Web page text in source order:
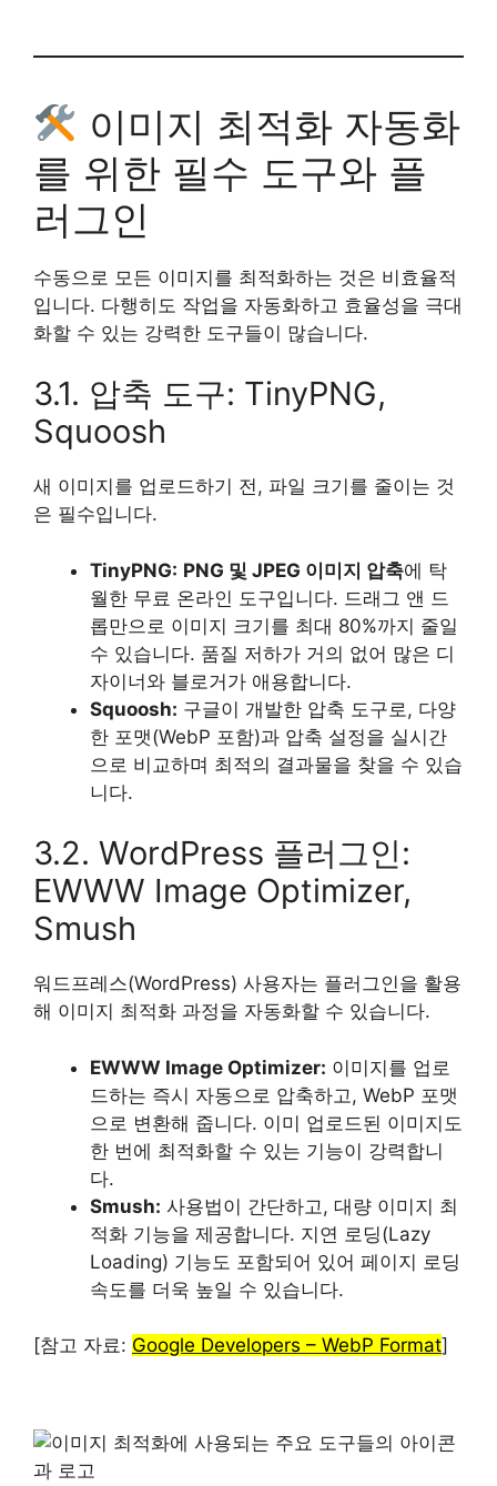
이미지 최적화 자동화
를 위한 필수 도구와 플
러그인
수동으로 모든 이미지를 최적화하는 것은 비효율적
입니다. 다행히도 작업을 자동화하고 효율성을 극대
화할 수 있는 강력한 도구들이 많습니다.
3.1. 압축 도구: TinyPNG,
Squoosh
새 이미지를 업로드하기 전, 파일 크기를 줄이는 것
은 필수입니다.
TinyPNG: PNG 및 JPEG 이미지 압축에 탁
월한 무료 온라인 도구입니다. 드래그 앤 드
롭만으로 이미지 크기를 최대 80%까지 줄일
수 있습니다. 품질 저하가 거의 없어 많은 디
자이너와 블로거가 애용합니다.
Squoosh: 구글이 개발한 압축 도구로, 다양
한 포맷(WebP 포함)과 압축 설정을 실시간
으로 비교하며 최적의 결과물을 찾을 수 있습
니다.
3.2. WordPress 플러그인:
EWWW Image Optimizer,
Smush
워드프레스(WordPress) 사용자는 플러그인을 활용
해 이미지 최적화 과정을 자동화할 수 있습니다.
EWWW Image Optimizer: 이미지를 업로
드하는 즉시 자동으로 압축하고, WebP 포맷
으로 변환해 줍니다. 이미 업로드된 이미지도
한 번에 최적화할 수 있는 기능이 강력합니
다.
Smush: 사용법이 간단하고, 대량 이미지 최
적화 기능을 제공합니다. 지연 로딩(Lazy
Loading) 기능도 포함되어 있어 페이지 로딩
속도를 더욱 높일 수 있습니다.
[참고 자료: Google Developers – WebP Format]